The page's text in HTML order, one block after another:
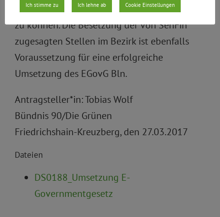
notwendigen Umsetzungsschritte einleiten
zu können. Die Besetzung der von SenFin
zugesagten Stellen im Bezirk ist ebenfalls
Voraussetzung für eine erfolgreiche
Umsetzung des EGovG Bln.
Antragsteller*in: Tobias Wolf
Bündnis 90/Die Grünen
Friedrichshain-Kreuzberg, den 27.03.2017
Dateien
DS0188_Umsetzung E-
Governmentgesetz
Ich stimme zu Ich lehne ab Cookie Einstellungen